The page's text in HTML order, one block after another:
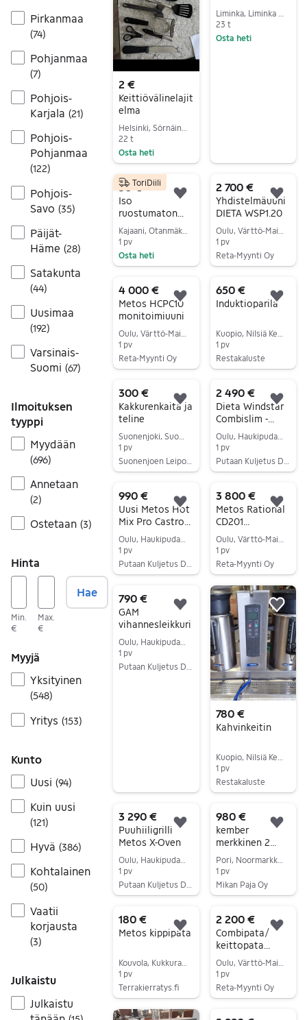
Pirkanmaa
(74)
Pohjanmaa
(7)
Pohjois-
Karjala (21)
Pohjois-
Pohjanmaa
(122)
Pohjois-
Savo (35)
Päijät-
Häme (28)
Satakunta
(44)
Uusimaa
(192)
Varsinais-
Suomi (67)
Ilmoituksen
tyyppi
Myydään
(696)
Annetaan
(2)
Ostetaan (3)
Hinta
Min.
€
Max.
€
Hae
Myyjä
Yksityinen
(548)
Yritys (153)
Kunto
Uusi (94)
Kuin uusi
(121)
Hyvä (386)
Kohtalainen
(50)
Vaatii
korjausta
(3)
Julkaistu
Julkaistu
2 €
Keittiövälinelajit
elma
22 t
Osta heti
Bistro liekkipata
3 l
23 t
Osta heti
50 €
Iso
ruostumaton
teräs kattila
n.35l
1 pv
Osta heti
ToriDiili
Lisää suosikiksi.
2 700 €
Yhdistelmäuuni
DIETA WSP1.20
1 pv
Reta-Myynti Oy
4 000 €
Metos HCPC10
monitoimiuuni
1 pv
Reta-Myynti Oy
Lisää suosikiksi.
650 €
Induktioparila
1 pv
Restakaluste
300 €
Kakkurenkaita ja
teline
1 pv
Lisää suosikiksi.
2 490 €
Dieta Windstar
Combislim -
yhdistelmäuuniOulu, Haukipudas Keskus, Pohjois-Pohjanmaa
1 pv
990 €
Uusi Metos Hot
Mix Pro Castro
Termokutteri
1 pv
Lisää suosikiksi.
3 800 €
Metos Rational
CD201
yhdistelmäuuni
1 pv
Reta-Myynti Oy
790 €
GAM
vihannesleikkuri
1 pv
Lisää suosikiksi.
780 €
Kahvinkeitin
1 pv
Restakaluste
3 290 €
Puuhiiligrilli
Metos X-Oven
1 pv
Lisää suosikiksi.
980 €
kember
merkkinen 2
nopeuksinen
pumppu
taikinakone 60
lit
Pori, Noormarkku Keskus, Satakunta
1 pv
Mikan Paja Oy
180 €
Metos kippipata
1 pv
Terrakierratys.fi
Lisää suosikiksi.
2 200 €
Combipata/
keittopata
Metos Proveno
Cool 60E
1 pv
Reta-Myynti Oy